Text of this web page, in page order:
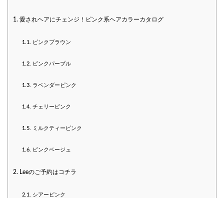
1. 愛されヘアにチェンジ！ピンク系ヘアカラーカタログ
1.1. ピンクブラウン
1.2. ピンクパープル
1.3. ラベンダーピンク
1.4. チェリーピンク
1.5. ミルクティーピンク
1.6. ピンクベージュ
2. Leeのご予約はコチラ
2.1. シアーピンク